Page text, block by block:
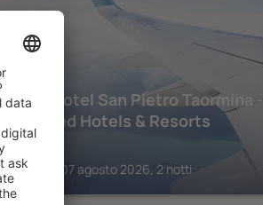
Grand Hotel San Pietro Taormina -
Preferred Hotels & Resorts
1.850
Taormina, 07 agosto 2026, 2 notti